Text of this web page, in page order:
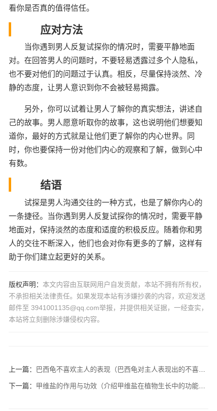
看你是否真的值得信任。
应对方法
当你遇到男人反复试探你的情况时，需要平静地面
对。在回答男人的问题时，不要轻易透露过多个人隐私，
也不要对他们的问题过于认真。相反，尽量保持淡然、冷
静的态度，让男人意识到你不会被轻易揭露。
另外，你可以试着让男人了解你的真实想法，讲述自
己的故事。男人愿意听取你的故事，这也说明他们想要知
道你，最好的方式就是让他们更了解你的内心世界。同
时，你也要保持一份对他们内心的观察和了解，做到心中
有数。
结语
试探是男人沟通交往的一种方式，也是了解你内心的
一条捷径。当你遇到男人反复试探你的情况时，需要平静
地面对，保持淡然的态度和适度的积极反应。随着你和男
人的交往不断深入，他们也会对你有更多的了解，这样有
助于你们建立起更好的关系。
版权声明： 本文内容由互联网用户自发贡献，本站不拥有所有权，
不承担相关法律责任。如果发现本站有涉嫌抄袭的内容，欢迎发送
邮件至 3941001135@qq.com举报，并提供相关证据，一经查实，
本站将立刻删除涉嫌侵权内容。
上一篇： 巴西龟不喜欢主人的表现（巴西龟对主人表现出的不喜欢的行为）
下一篇： 甲维盐的作用与功效（介绍甲维盐在植物生长中的功能和功效）